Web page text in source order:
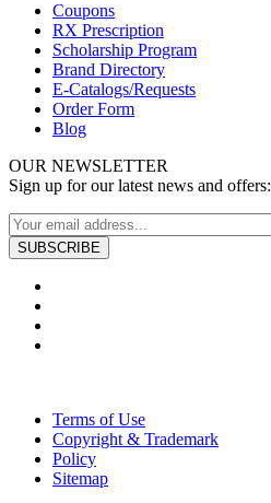
Coupons
RX Prescription
Scholarship Program
Brand Directory
E-Catalogs/Requests
Order Form
Blog
OUR NEWSLETTER
Sign up for our latest news and offers:
Terms of Use
Copyright & Trademark
Policy
Sitemap